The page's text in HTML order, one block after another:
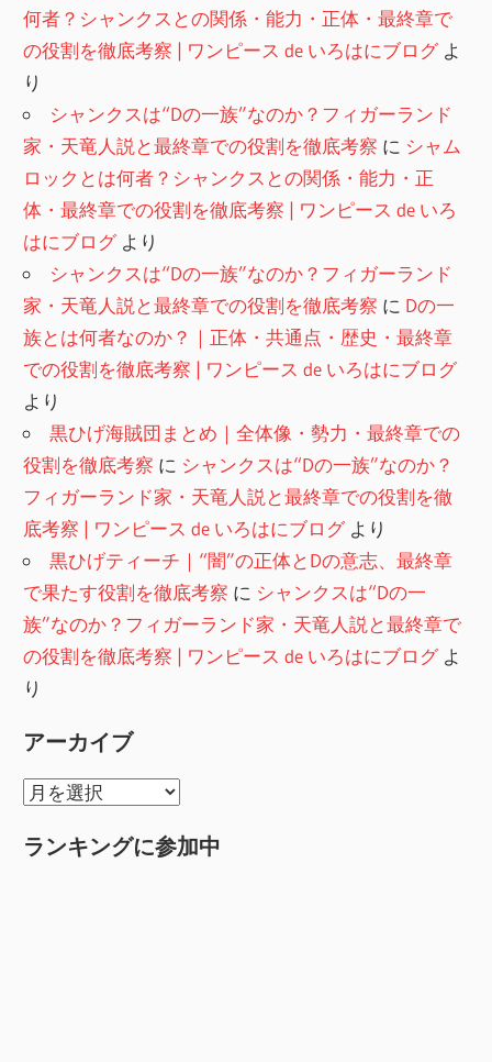
何者？シャンクスとの関係・能力・正体・最終章で
の役割を徹底考察 | ワンピース de いろはにブログよ
り
シャンクスは“Dの一族”なのか？フィガーランド
家・天竜人説と最終章での役割を徹底考察 に シャム
ロックとは何者？シャンクスとの関係・能力・正
体・最終章での役割を徹底考察 | ワンピース de いろ
はにブログより
シャンクスは“Dの一族”なのか？フィガーランド
家・天竜人説と最終章での役割を徹底考察 に Dの一
族とは何者なのか？｜正体・共通点・歴史・最終章
での役割を徹底考察 | ワンピース de いろはにブログ
より
黒ひげ海賊団まとめ｜全体像・勢力・最終章での
役割を徹底考察 に シャンクスは“Dの一族”なのか？
フィガーランド家・天竜人説と最終章での役割を徹
底考察 | ワンピース de いろはにブログより
黒ひげティーチ｜“闇”の正体とDの意志、最終章
で果たす役割を徹底考察 に シャンクスは“Dの一
族”なのか？フィガーランド家・天竜人説と最終章で
の役割を徹底考察 | ワンピース de いろはにブログよ
り
アーカイブ
ア
カ
ランキングに参加中